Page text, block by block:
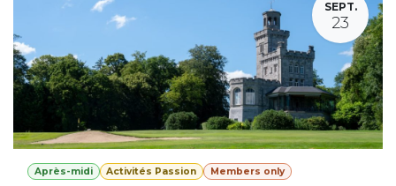
SEPT.
23
Après-midi Activités Passion Members only